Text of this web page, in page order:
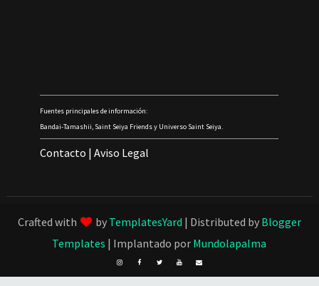
Fuentes principales de información:
Bandai-Tamashii, Saint Seiya Friends y Universo Saint Seiya.
Contacto |Aviso Legal
Crafted with by TemplatesYard | Distributed by Blogger
Templates | Implantado por Mundolapalma